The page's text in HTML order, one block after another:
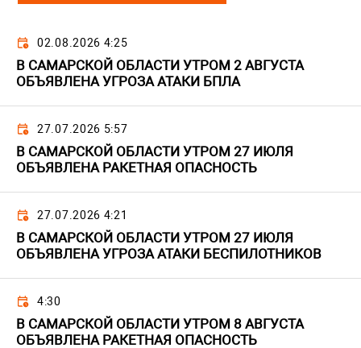
02.08.2026 4:25
В САМАРСКОЙ ОБЛАСТИ УТРОМ 2 АВГУСТА
ОБЪЯВЛЕНА УГРОЗА АТАКИ БПЛА
27.07.2026 5:57
В САМАРСКОЙ ОБЛАСТИ УТРОМ 27 ИЮЛЯ
ОБЪЯВЛЕНА РАКЕТНАЯ ОПАСНОСТЬ
27.07.2026 4:21
В САМАРСКОЙ ОБЛАСТИ УТРОМ 27 ИЮЛЯ
ОБЪЯВЛЕНА УГРОЗА АТАКИ БЕСПИЛОТНИКОВ
4:30
В САМАРСКОЙ ОБЛАСТИ УТРОМ 8 АВГУСТА
ОБЪЯВЛЕНА РАКЕТНАЯ ОПАСНОСТЬ